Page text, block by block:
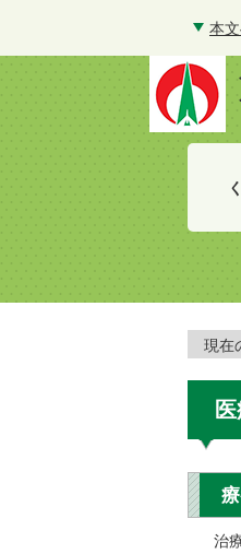
本
現在
治